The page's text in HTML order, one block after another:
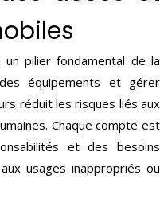
pilier fondamental de la
équipements et gérer
réduit les risques liés aux
Chaque compte est
et des besoins
usages inappropriés ou